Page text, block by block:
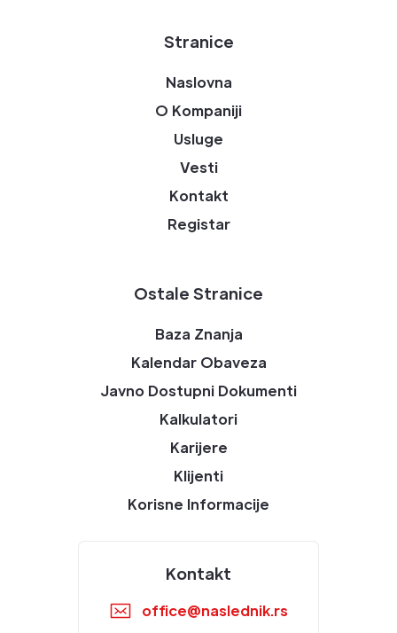
Stranice
Naslovna
O Kompaniji
Usluge
Vesti
Kontakt
Registar
Ostale Stranice
Baza Znanja
Kalendar Obaveza
Javno Dostupni Dokumenti
Kalkulatori
Karijere
Klijenti
Korisne Informacije
Kontakt
office@naslednik.rs